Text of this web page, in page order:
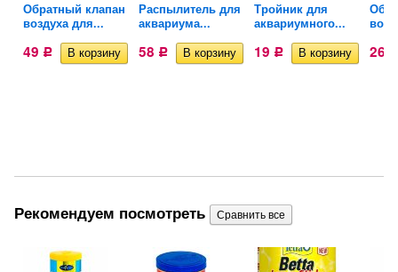
Обратный клапан
воздуха для...
49 Р
Распылитель для
аквариума...
58 Р
Тройник для
аквариумного...
19 Р 26
Рекомендуем посмотреть